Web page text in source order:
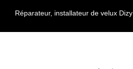
Réparateur, installateur de velux Dizy